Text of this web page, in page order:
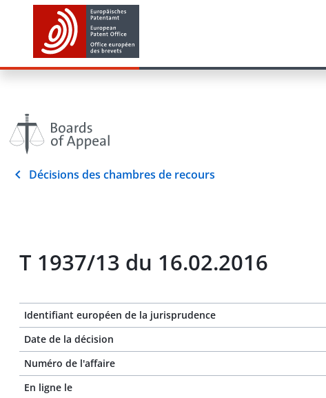
Décisions des chambres de recours
T 1937/13 du 16.02.2016
Identifiant européen de la jurisprudence
Date de la décision
Numéro de l'affaire
En ligne le